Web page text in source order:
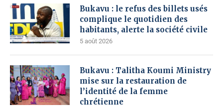
Bukavu : le refus des billets usés
complique le quotidien des
habitants, alerte la société civile
5 août 2026
Bukavu : Talitha Koumi Ministry
mise sur la restauration de
l’identité de la femme
chrétienne